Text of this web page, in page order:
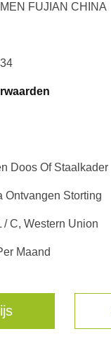
FUJIAN CHINA
Doos Of Staalkader
Ontvangen Storting
/ C, Western Union
Maand